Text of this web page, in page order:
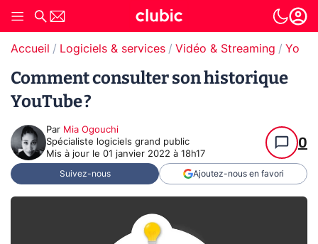
Accueil Logiciels & services Vidéo & Streaming
Comment consulter son historique
YouTube ?
Par Mia Ogouchi
Spécialiste logiciels grand public
Mis à jour le 01 janvier 2022 à 18h17
0
Suivez-nous Ajoutez-nous en favori